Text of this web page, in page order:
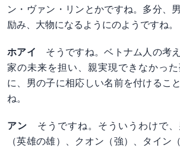
ン・ヴァン・リンとかですね。多分、
励み、大物になるようにのようですね。
ホアイ
そうですね。ベトナム人の考
家の未来を担い、親実現できなかっ
に、男の子に相応しい名前を付けるこ
ね。
アン そうですね。そういうわけで
（英雄の雄）、クオン（強）、タイン